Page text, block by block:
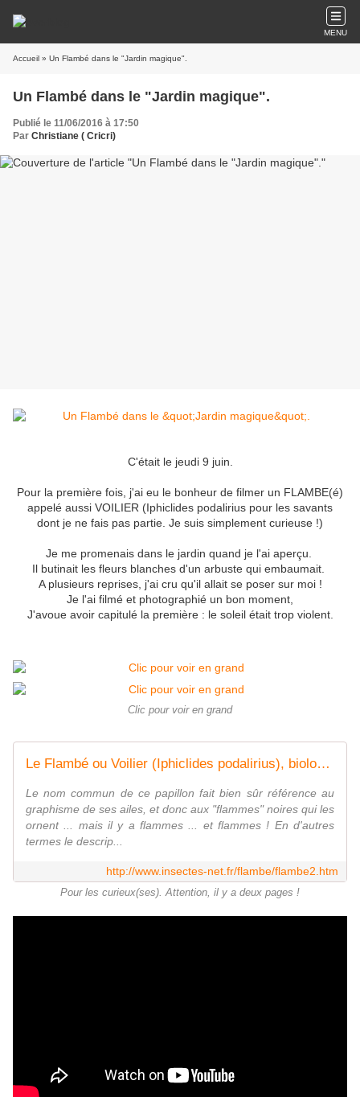
MENU
Accueil » Un Flambé dans le "Jardin magique".
Un Flambé dans le "Jardin magique".
Publié le 11/06/2016 à 17:50
Par Christiane ( Cricri)
C'était le jeudi 9 juin.
Pour la première fois, j'ai eu le bonheur de filmer un FLAMBE(é)
appelé aussi VOILIER (Iphiclides podalirius pour les savants
dont je ne fais pas partie. Je suis simplement curieuse !)
Je me promenais dans le jardin quand je l'ai aperçu.
Il butinait les fleurs blanches d'un arbuste qui embaumait.
A plusieurs reprises, j'ai cru qu'il allait se poser sur moi !
Je l'ai filmé et photographié un bon moment,
J'avoue avoir capitulé la première : le soleil était trop violent.
Clic pour voir en grand
Le Flambé ou Voilier (Iphiclides podalirius), biologie, morphologie, développement.
Le nom commun de ce papillon fait bien sûr référence au
graphisme de ses ailes, et donc aux "flammes" noires qui les
ornent ... mais il y a flammes ... et flammes ! En d'autres
termes le descrip...
http://www.insectes-net.fr/flambe/flambe2.htm
Pour les curieux(ses). Attention, il y a deux pages !